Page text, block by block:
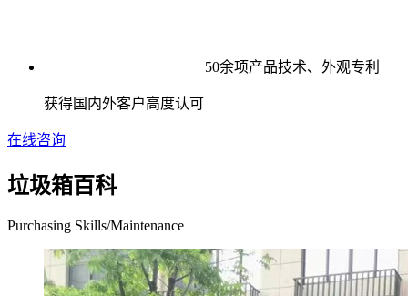
50余项产品技术、外观专利
获得国内外客户高度认可
在线咨询
垃圾箱百科
Purchasing Skills/Maintenance